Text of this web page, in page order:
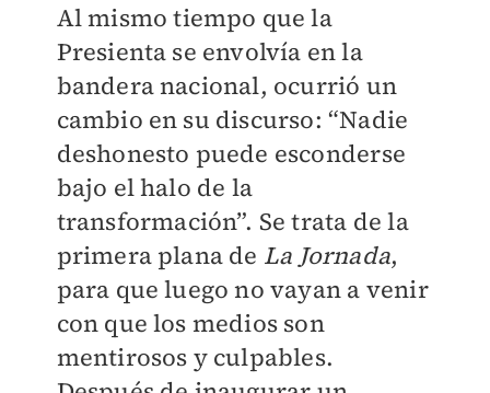
Al mismo tiempo que la
Presienta se envolvía en la
bandera nacional, ocurrió un
cambio en su discurso: “Nadie
deshonesto puede esconderse
bajo el halo de la
transformación”. Se trata de la
primera plana de La Jornada,
para que luego no vayan a venir
con que los medios son
mentirosos y culpables.